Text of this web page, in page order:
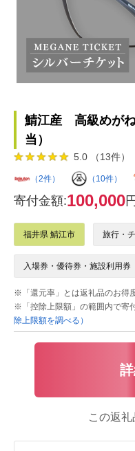
鯖江産 高級めがね
当）
5.0 （13件）
（2件） （10件）
寄付金額:100,000
福井県 鯖江市 旅行・
入場券・優待券・施設利用券
※「還元率」とは返礼品のお得
※「控除上限額」の範囲内で寄
除上限額を調べる）
この返礼